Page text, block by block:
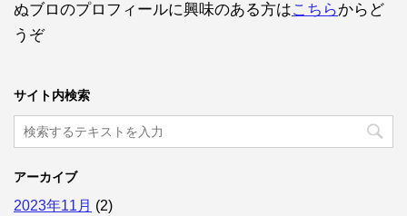
ぬブロのプロフィールに興味のある方はこちらからど
うぞ
サイト内検索
アーカイブ
2023年11月 (2)